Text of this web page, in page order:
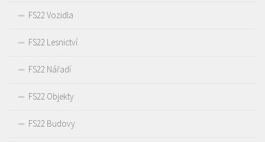
FS22 Vozidla
FS22 Lesnictví
FS22 Nářadí
FS22 Objekty
FS22 Budovy